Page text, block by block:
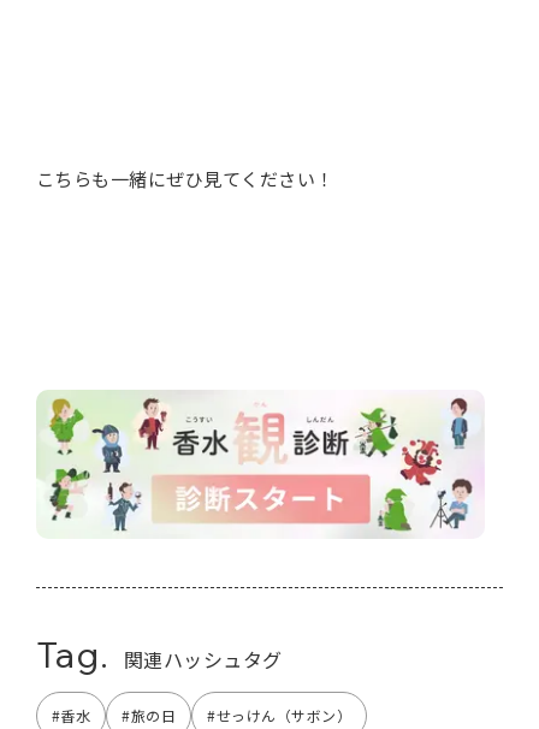
こちらも一緒にぜひ見てください！
Tag. 関連ハッシュタグ
#香水 #旅の日 #せっけん（サボン）